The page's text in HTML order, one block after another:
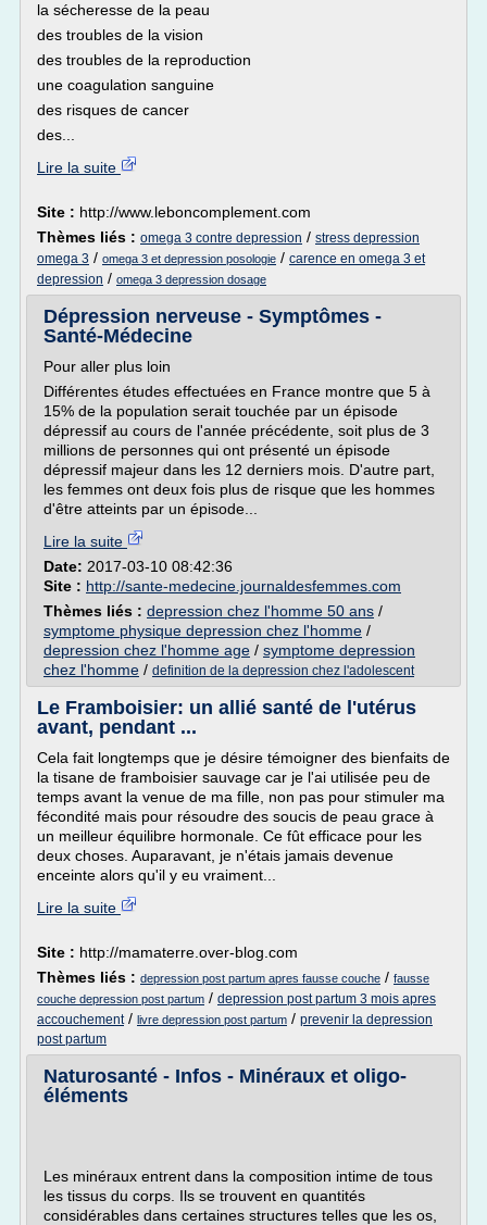
la sécheresse de la peau
des troubles de la vision
des troubles de la reproduction
une coagulation sanguine
des risques de cancer
des...
Lire la suite
Site : http://www.leboncomplement.com
Thèmes liés : omega 3 contre depression / stress depression
omega 3 / omega 3 et depression posologie / carence en omega 3 et
depression / omega 3 depression dosage
Dépression nerveuse - Symptômes -
Santé-Médecine
Pour aller plus loin
Différentes études effectuées en France montre que 5 à
15% de la population serait touchée par un épisode
dépressif au cours de l'année précédente, soit plus de 3
millions de personnes qui ont présenté un épisode
dépressif majeur dans les 12 derniers mois. D'autre part,
les femmes ont deux fois plus de risque que les hommes
d'être atteints par un épisode...
Lire la suite
Date: 2017-03-10 08:42:36
Site : http://sante-medecine.journaldesfemmes.com
Thèmes liés : depression chez l'homme 50 ans /
symptome physique depression chez l'homme /
depression chez l'homme age / symptome depression
chez l'homme / definition de la depression chez l'adolescent
Le Framboisier: un allié santé de l'utérus
avant, pendant ...
Cela fait longtemps que je désire témoigner des bienfaits de
la tisane de framboisier sauvage car je l'ai utilisée peu de
temps avant la venue de ma fille, non pas pour stimuler ma
fécondité mais pour résoudre des soucis de peau grace à
un meilleur équilibre hormonale. Ce fût efficace pour les
deux choses. Auparavant, je n'étais jamais devenue
enceinte alors qu'il y eu vraiment...
Lire la suite
Site : http://mamaterre.over-blog.com
Thèmes liés : depression post partum apres fausse couche / fausse
couche depression post partum / depression post partum 3 mois apres
accouchement/ livre depression post partum / prevenir la depression
post partum
Naturosanté - Infos - Minéraux et oligo-
éléments
Les minéraux entrent dans la composition intime de tous
les tissus du corps. Ils se trouvent en quantités
considérables dans certaines structures telles que les os,